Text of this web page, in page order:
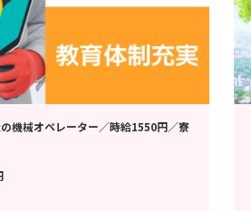
の機械オペレーター／時給1550円／寮